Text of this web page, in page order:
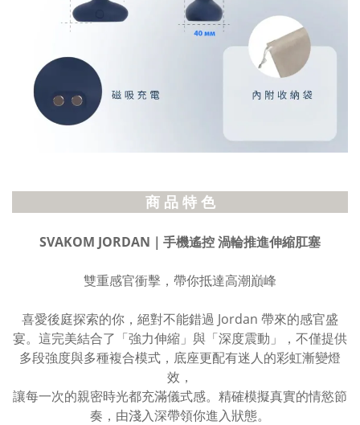
商 品 特 色
SVAKOM JORDAN｜手機遙控 渦輪推進伸縮肛塞
雙重感官衝擊，帶你抵達高潮巔峰
喜愛後庭探索的你，絕對不能錯過 Jordan 帶來的感官盛
宴。這完美結合了「強力伸縮」與「深度震動」，不僅提供
多段強度與多種複合模式，底座更配有迷人的彩虹漸變燈
效，
讓每一次的親密時光都充滿儀式感。 精確模擬真實的情慾節
奏，由淺入深帶領你進入狀態。